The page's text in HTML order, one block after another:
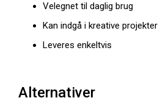
Velegnet til daglig brug
Kan indgå i kreative projekter
Leveres enkeltvis
Alternativer